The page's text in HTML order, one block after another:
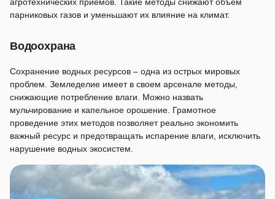
агротехнических приемов. Такие методы снижают объем
парниковых газов и уменьшают их влияние на климат.
Водоохрана
Сохранение водных ресурсов – одна из острых мировых
проблем. Земледелие имеет в своем арсенале методы,
снижающие потребление влаги. Можно назвать
мульчирование и капельное орошение. Грамотное
проведение этих методов позволяет реально экономить
важный ресурс и предотвращать испарение влаги, исключить
нарушение водных экосистем.